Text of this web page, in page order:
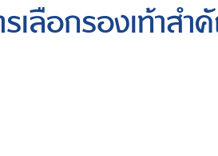
เลือกรองเท้าสำ